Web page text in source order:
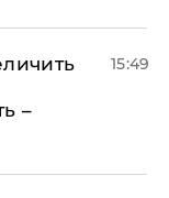
–
15:49